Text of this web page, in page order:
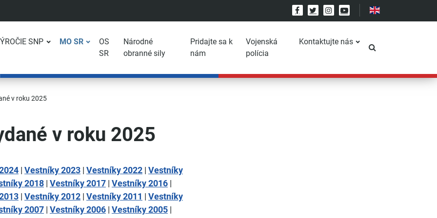
FacebookTwitterInstagram
YouTube
SNP MO SR
OS
SR
Národné
obranné sily
Pridajte sa k
nám
Vojenská
polícia
Kontaktujte nás
v roku 2025
v roku 2025
| Vestníky 2023 | Vestníky 2022 | Vestníky
2018 | Vestníky 2017 | Vestníky 2016 |
| Vestníky 2012 | Vestníky 2011 | Vestníky
2007 | Vestníky 2006 | Vestníky 2005 |